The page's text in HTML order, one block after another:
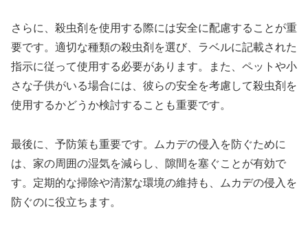
さらに、殺虫剤を使用する際には安全に配慮することが重
要です。適切な種類の殺虫剤を選び、ラベルに記載された
指示に従って使用する必要があります。また、ペットや小
さな子供がいる場合には、彼らの安全を考慮して殺虫剤を
使用するかどうか検討することも重要です。
最後に、予防策も重要です。ムカデの侵入を防ぐために
は、家の周囲の湿気を減らし、隙間を塞ぐことが有効で
す。定期的な掃除や清潔な環境の維持も、ムカデの侵入を
防ぐのに役立ちます。